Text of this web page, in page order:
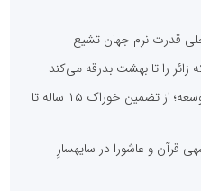
قدرت نرم جهان تشیع
زائر را تا بهشت بدرقه می‌کند
سنگ‌آهن مرکزی در مدار شتابان توسعه؛ از تضمین خوراک ۱۵ ساله تا
قرآن و عاشورا در سایهسارِ